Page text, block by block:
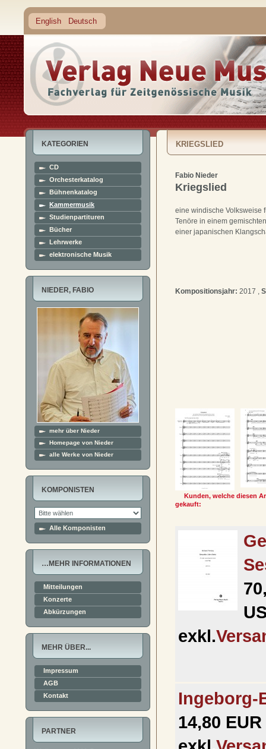
English Deutsch
KATEGORIEN
CD
Orchesterkatalog
Bühnenkatalog
Kammermusik
Studienpartituren
Bücher
Lehrwerke
elektronische Musik
NIEDER, FABIO
mehr über Nieder
Homepage von Nieder
alle Werke von Nieder
KOMPONISTEN
Alle Komponisten
…MEHR INFORMATIONEN
Mitteilungen
Konzerte
Abkürzungen
MEHR ÜBER...
Impressum
AGB
Kontakt
PARTNER
KRIEGSLIED
Fabio Nieder
Kriegslied
eine windische Volksweise
Tenöre in einem
einer japanischen
Kompositionsjahr: 2017 ,
Kunden, welche diesen
gekauft:
exkl.
Ingeborg-
14,80 EUR